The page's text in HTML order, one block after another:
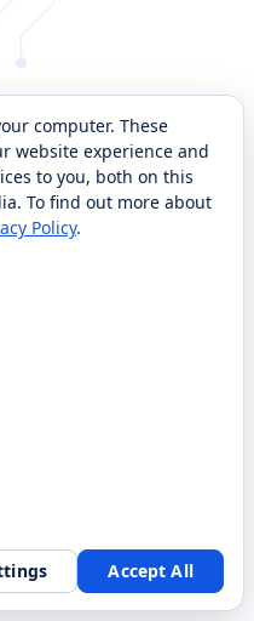
computer. These
website experience and
to you, both on this
To find out more about
Policy.
Accept All